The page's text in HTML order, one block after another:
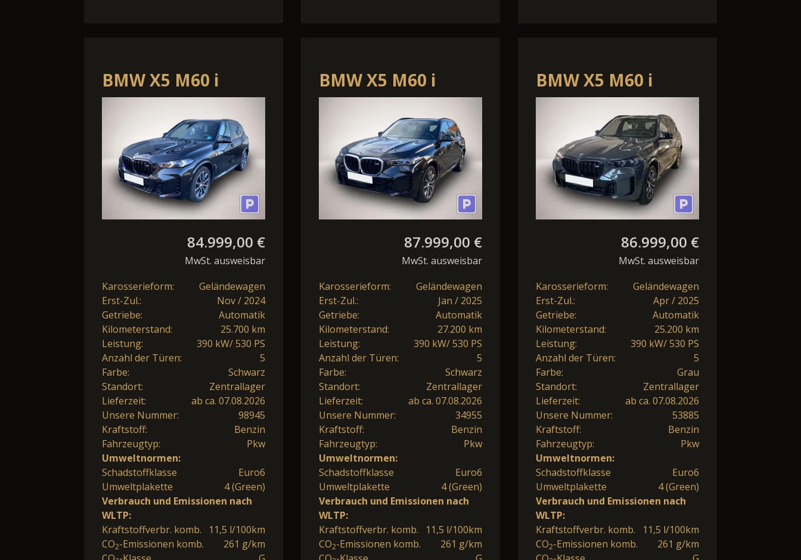
BMW X5 M60 i
xDrive*NP
143.000¤*M Sport
Pro*HeadUp
84.999,00 €
MwSt. ausweisbar
Karosserieform:
Geländewagen
Erst-Zul.:
Nov / 2024
Getriebe:
Automatik
Kilometerstand:
25.700 km
Leistung:
390 kW/ 530 PS
Anzahl der Türen:
5
Farbe:
Schwarz
Standort:
Zentrallager
Lieferzeit:
ab ca. 07.08.2026
Unsere Nummer:
98945
Kraftstoff:
Benzin
Fahrzeugtyp:
Pkw
Umweltnormen:
Schadstoffklasse
Euro6
Umweltplakette
4 (Green)
Verbrauch und Emissionen nach
WLTP:
Kraftstoffverbr. komb.
11,5 l/100km
CO2-Emissionen komb.
261 g/km
BMW X5 M60 i
xDrive*NP
144.000¤*SkyLounge
87.999,00 €
MwSt. ausweisbar
Karosserieform:
Geländewagen
Erst-Zul.:
Jan / 2025
Getriebe:
Automatik
Kilometerstand:
27.200 km
Leistung:
390 kW/ 530 PS
Anzahl der Türen:
5
Farbe:
Schwarz
Standort:
Zentrallager
Lieferzeit:
ab ca. 07.08.2026
Unsere Nummer:
34955
Kraftstoff:
Benzin
Fahrzeugtyp:
Pkw
Umweltnormen:
Schadstoffklasse
Euro6
Umweltplakette
4 (Green)
Verbrauch und Emissionen nach
WLTP:
Kraftstoffverbr. komb.
11,5 l/100km
CO2-Emissionen komb.
261 g/km
BMW X5 M60 i
xDrive*NP
143.000¤*
86.999,00 €
MwSt. ausweisbar
Karosserieform:
Geländewagen
Erst-Zul.:
Apr / 2025
Getriebe:
Automatik
Kilometerstand:
25.200 km
Leistung:
390 kW/ 530 PS
Anzahl der Türen:
5
Farbe:
Grau
Standort:
Zentrallager
Lieferzeit:
ab ca. 07.08.2026
Unsere Nummer:
53885
Kraftstoff:
Benzin
Fahrzeugtyp:
Pkw
Umweltnormen:
Schadstoffklasse
Euro6
Umweltplakette
4 (Green)
Verbrauch und Emissionen nach
WLTP:
Kraftstoffverbr. komb.
11,5 l/100km
CO2-Emissionen komb.
261 g/km